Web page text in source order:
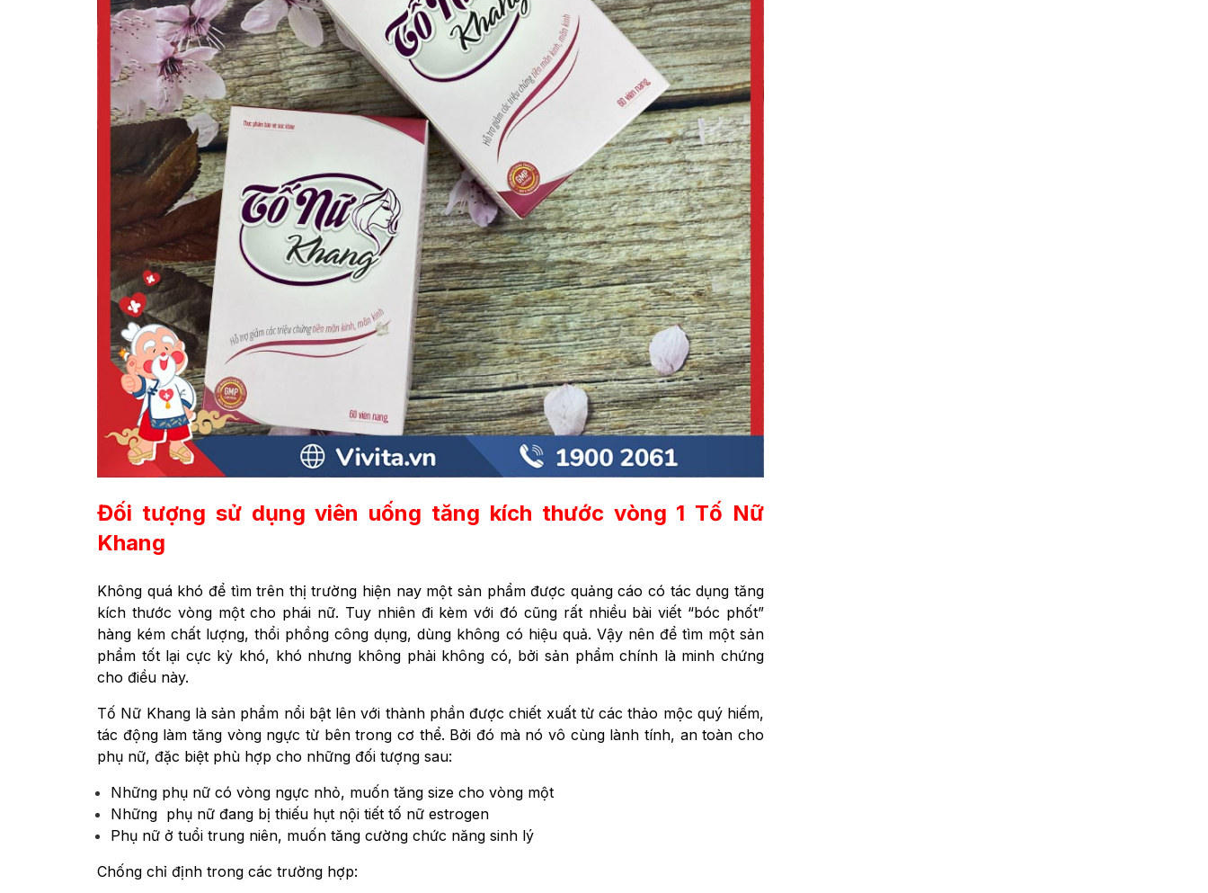
Đối tượng sử dụng viên uống tăng kích thước vòng 1 Tố Nữ
Khang
Không quá khó để tìm trên thị trường hiện nay một sản phẩm được quảng cáo có tác dụng tăng
kích thước vòng một cho phái nữ. Tuy nhiên đi kèm với đó cũng rất nhiều bài viết “bóc phốt”
hàng kém chất lượng, thổi phồng công dụng, dùng không có hiệu quả. Vậy nên để tìm một sản
phẩm tốt lại cực kỳ khó, khó nhưng không phải không có, bởi sản phẩm chính là minh chứng
cho điều này.
Tố Nữ Khang là sản phẩm nổi bật lên với thành phần được chiết xuất từ các thảo mộc quý hiếm,
tác động làm tăng vòng ngực từ bên trong cơ thể. Bởi đó mà nó vô cùng lành tính, an toàn cho
phụ nữ, đặc biệt phù hợp cho những đối tượng sau:
Những phụ nữ có vòng ngực nhỏ, muốn tăng size cho vòng một
Những phụ nữ đang bị thiếu hụt nội tiết tố nữ estrogen
Phụ nữ ở tuổi trung niên, muốn tăng cường chức năng sinh lý
Chống chỉ định trong các trường hợp: